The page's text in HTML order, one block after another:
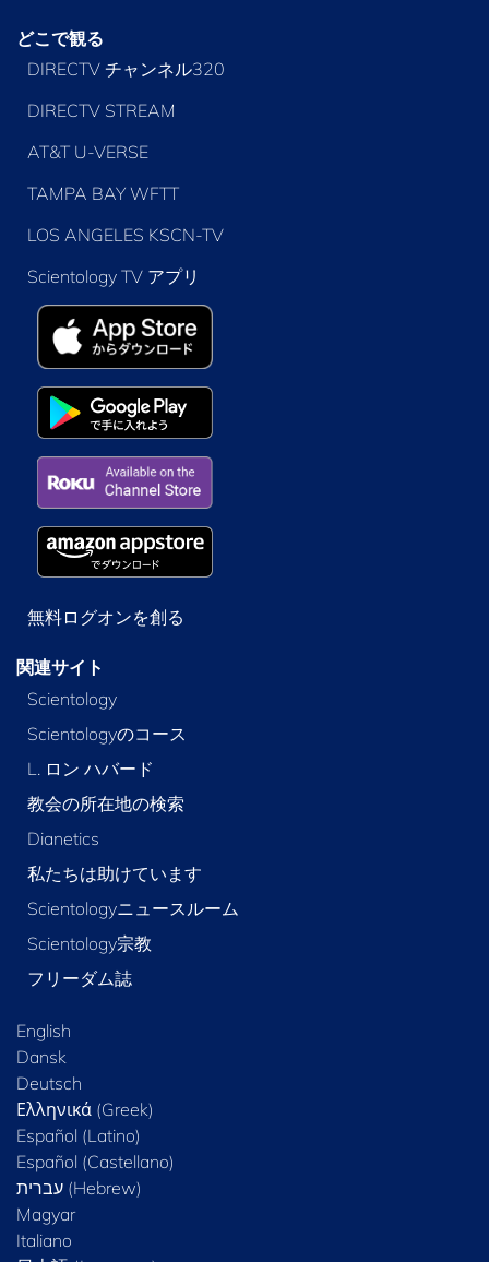
どこで観る
DIRECTV チャンネル320
DIRECTV STREAM
AT&T U-VERSE
TAMPA BAY WFTT
LOS ANGELES KSCN-TV
Scientology TV アプリ
無料ログオンを創る
関連サイト
Scientology
Scientologyのコース
L. ロン ハバード
教会の所在地の検索
Dianetics
私たちは助けています
Scientologyニュースルーム
Scientology宗教
フリーダム誌
English
Dansk
Deutsch
Ελληνικά (Greek)
Español (Latino)
Español (Castellano)
Magyar
Italiano